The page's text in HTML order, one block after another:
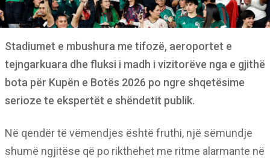
Stadiumet e mbushura me tifozë, aeroportet e
tejngarkuara dhe fluksi i madh i vizitorëve nga e gjithë
bota për Kupën e Botës 2026 po ngre shqetësime
serioze te ekspertët e shëndetit publik.
Në qendër të vëmendjes është fruthi, një sëmundje
shumë ngjitëse që po rikthehet me ritme alarmante në